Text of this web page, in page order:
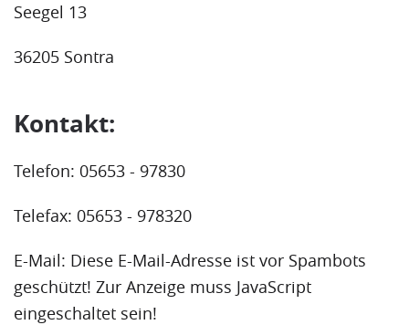
Seegel 13
36205 Sontra
Kontakt:
Telefon: 05653 - 97830
Telefax: 05653 - 978320
E-Mail: Diese E-Mail-Adresse ist vor Spambots
geschützt! Zur Anzeige muss JavaScript
eingeschaltet sein!